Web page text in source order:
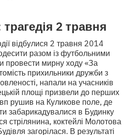
2 травня
відбулися 2 травня 2014
разом із футбольними
провести мирну ходу «За
прихильники дружби з
напали на учасників
площі призвели до перших
рушив на Куликове поле, де
забарикадувалися в Будинку
стрілянина, коктейлі Молотова
загорілася. В результаті